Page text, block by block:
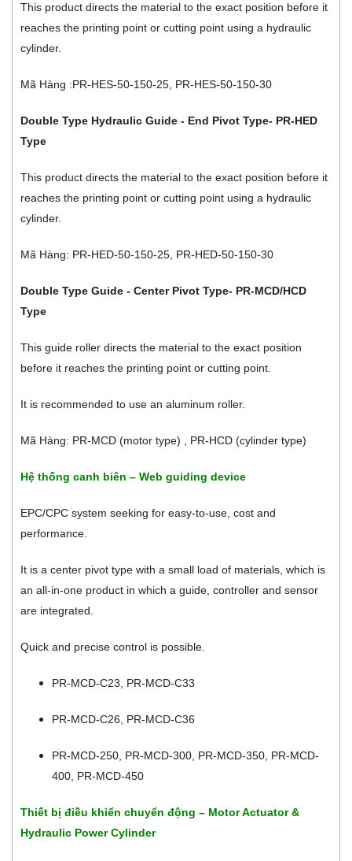
This product directs the material to the exact position before it
reaches the printing point or cutting point using a hydraulic
cylinder.
Mã Hàng :PR-HES-50-150-25, PR-HES-50-150-30
Double Type Hydraulic Guide - End Pivot Type- PR-HED
Type
This product directs the material to the exact position before it
reaches the printing point or cutting point using a hydraulic
cylinder.
Mã Hàng: PR-HED-50-150-25, PR-HED-50-150-30
Double Type Guide - Center Pivot Type- PR-MCD/HCD
Type
This guide roller directs the material to the exact position
before it reaches the printing point or cutting point.
It is recommended to use an aluminum roller.
Mã Hàng: PR-MCD (motor type) , PR-HCD (cylinder type)
Hệ thống canh biên – Web guiding device
EPC/CPC system seeking for easy-to-use, cost and
performance.
It is a center pivot type with a small load of materials, which is
an all-in-one product in which a guide, controller and sensor
are integrated.
Quick and precise control is possible.
PR-MCD-C23, PR-MCD-C33
PR-MCD-C26, PR-MCD-C36
PR-MCD-250, PR-MCD-300, PR-MCD-350, PR-MCD-
400, PR-MCD-450
Thiết bị điều khiển chuyển động – Motor Actuator &
Hydraulic Power Cylinder